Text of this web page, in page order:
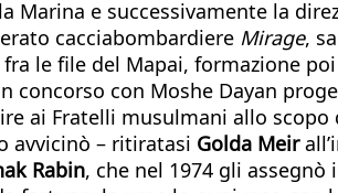
Marina e successivamente la
cacciabombardiere Mirage,
fra le file del Mapai, formazione
con Moshe Dayan
ai Fratelli musulmani allo
avvicinò – ritiratasi Golda Meir
Rabin, che nel 1974 gli